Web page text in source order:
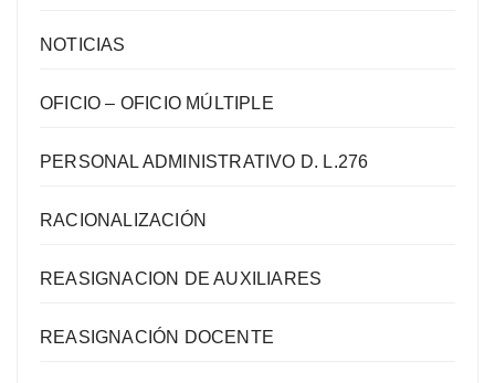
NOTICIAS
OFICIO – OFICIO MÚLTIPLE
PERSONAL ADMINISTRATIVO D. L.276
RACIONALIZACIÓN
REASIGNACION DE AUXILIARES
REASIGNACIÓN DOCENTE